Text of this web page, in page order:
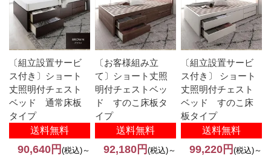
〔組立設置サービ
ス付き〕ショート
丈照明付チェスト
ベッド 通常床板
送料無料
90,640円 (税込)～
〔お客様組み立
て〕ショート丈照
明付チェストベッ
ド すのこ床板タ
送料無料
92,180円 (税込)～
〔組立設置サービ
ス付き〕 ショート
丈照明付チェスト
ベッド すのこ床
送料無料
99,220円 (税込)～